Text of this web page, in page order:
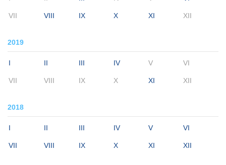
VII VIII IX X XI XII
2019
I II III IV V VI
VII VIII IX X XI XII
2018
I II III IV V VI
VII VIII IX X XI XII